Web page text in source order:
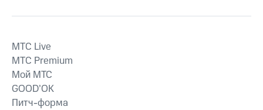
MTС Live
MTС Premium
Мой МТС
GOOD’OK
Питч-форма